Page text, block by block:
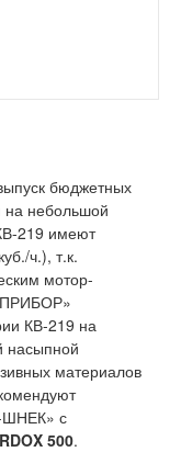
бюджетных
на небольшой
219 имеют
ч.), т.к.
мотор-
КВ-219 на
насыпной
материалов
ШНЕК» с
500.